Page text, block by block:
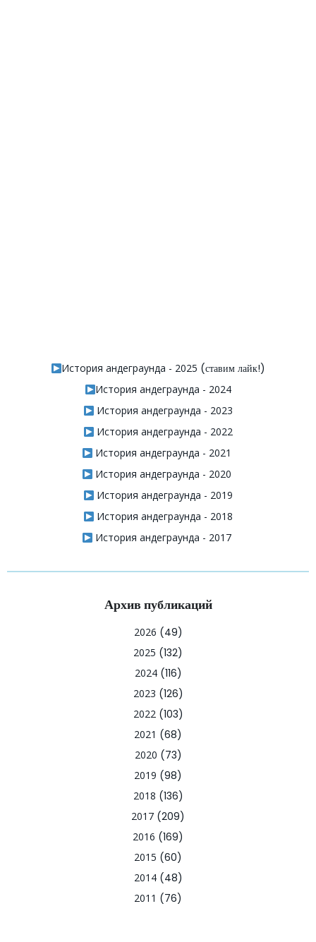
История андеграунда - 2025 (ставим лайк!)
История андеграунда - 2024
История андеграунда - 2023
История андеграунда - 2022
История андеграунда - 2021
История андеграунда - 2020
История андеграунда - 2019
История андеграунда - 2018
История андеграунда - 2017
Архив публикаций
2026 (49)
2025 (132)
2024(116)
2023 (126)
2022(103)
2021 (68)
2020 (73)
2019 (98)
2018 (136)
2017 (209)
2016 (169)
2015 (60)
2014(48)
2011 (76)